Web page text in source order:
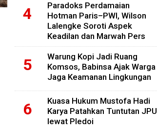
Paradoks Perdamaian
Hotman Paris–PWI, Wilson
Lalengke Soroti Aspek
Keadilan dan Marwah Pers
Warung Kopi Jadi Ruang
Komsos, Babinsa Ajak Warga
Jaga Keamanan Lingkungan
Kuasa Hukum Mustofa Hadi
Karya Patahkan Tuntutan JPU
lewat Pledoi